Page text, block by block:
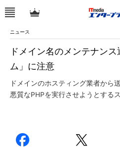
ニュース
ドメイン名のメンテナン
ム」に注意
ドメインのホスティング業者から
悪質なPHPを実行させようとする